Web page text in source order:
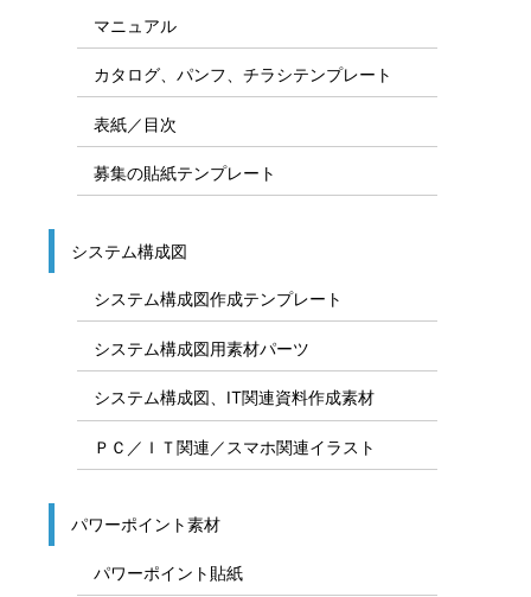
マニュアル
カタログ、パンフ、チラシテンプレート
表紙／目次
募集の貼紙テンプレート
システム構成図
システム構成図作成テンプレート
システム構成図用素材パーツ
システム構成図、IT関連資料作成素材
ＰＣ／ＩＴ関連／スマホ関連イラスト
パワーポイント素材
パワーポイント貼紙